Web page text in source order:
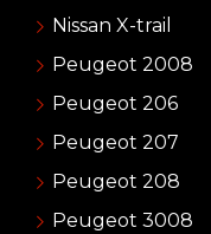
Nissan X-trail
Peugeot 2008
Peugeot 206
Peugeot 207
Peugeot 208
Peugeot 3008